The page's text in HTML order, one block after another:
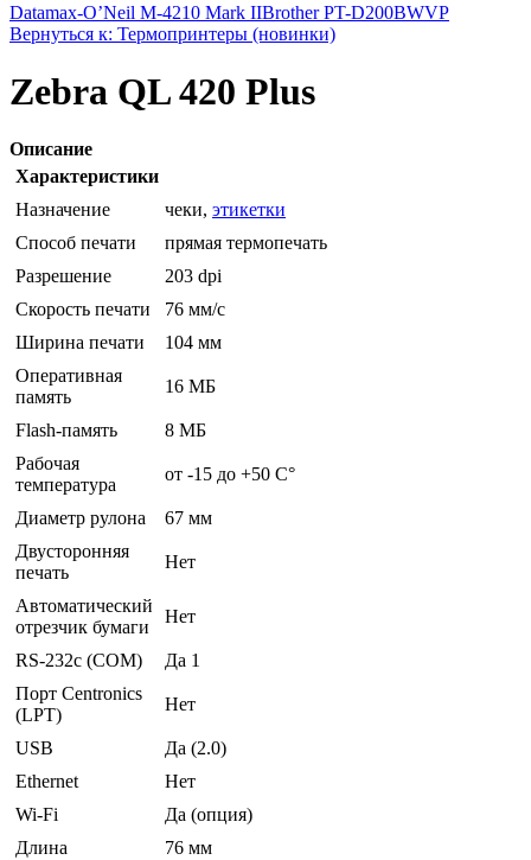
Datamax-O’Neil M-4210 Mark IIBrother PT-D200BWVP
Вернуться к: Термопринтеры (новинки)
Zebra QL 420 Plus
Описание
Характеристики
Назначение
чеки, этикетки
Способ печати
прямая термопечать
Разрешение
203 dpi
Скорость печати
76 мм/с
Ширина печати
104 мм
Оперативная
память
16 МБ
Flash-память
8 МБ
Рабочая
температура
от -15 до +50 C°
Диаметр рулона
67 мм
Двусторонняя
печать
Нет
Автоматический
отрезчик бумаги
Нет
RS-232c (COM)
Да 1
Порт Centronics
(LPT)
Нет
USB
Да (2.0)
Ethernet
Нет
Wi-Fi
Да (опция)
Длина
76 мм